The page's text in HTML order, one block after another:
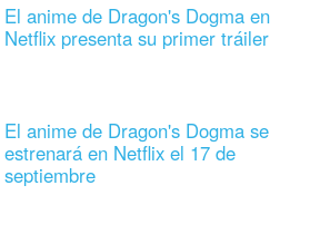
El anime de Dragon's Dogma en
Netflix presenta su primer tráiler
El anime de Dragon's Dogma se
estrenará en Netflix el 17 de
septiembre